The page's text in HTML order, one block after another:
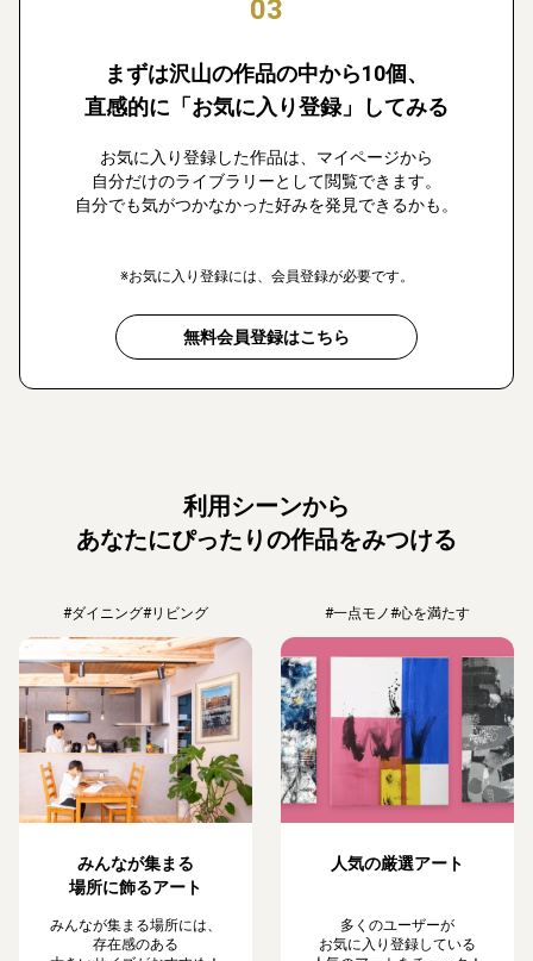
03
まずは沢山の作品の中から10個、
直感的に「お気に入り登録」してみる
お気に入り登録した作品は、マイページから
自分だけのライブラリーとして閲覧できます。
自分でも気がつかなかった好みを発見できるかも。
※お気に入り登録には、会員登録が必要です。
無料会員登録はこちら
利用シーンから
あなたにぴったりの作品をみつける
#ダイニング#リビング
みんなが集まる
場所に飾るアート
みんなが集まる場所には、
存在感のある
#一点モノ#心を満たす
人気の厳選アート
多くのユーザーが
お気に入り登録している